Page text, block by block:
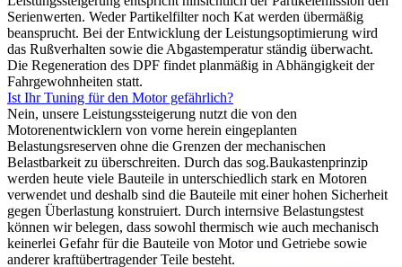
Serienwerten. Weder Partikelfilter noch Kat werden übermäßig
beansprucht. Bei der Entwicklung der Leistungsoptimierung wird
das Rußverhalten sowie die Abgastemperatur ständig überwacht.
Die Regeneration des DPF findet planmäßig in Abhängigkeit der
Fahrgewohnheiten statt.
Ist Ihr Tuning für den Motor gefährlich?
Nein, unsere Leistungssteigerung nutzt die von den
Motorenentwicklern von vorne herein eingeplanten
Belastungsreserven ohne die Grenzen der mechanischen
Belastbarkeit zu überschreiten. Durch das sog.Baukastenprinzip
werden heute viele Bauteile in unterschiedlich stark en Motoren
verwendet und deshalb sind die Bauteile mit einer hohen Sicherheit
gegen Überlastung konstruiert. Durch internsive Belastungstest
können wir belegen, dass sowohl thermisch wie auch mechanisch
keinerlei Gefahr für die Bauteile von Motor und Getriebe sowie
anderer kraftübertragender Teile besteht.